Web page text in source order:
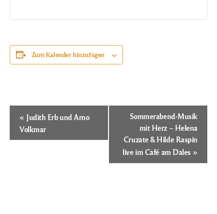
Zum Kalender hinzufügen
Veranstaltung-
Navigation
« Judith Erb und Arno
Volkmar
Sommerabend-Musik
mit Herz – Helena
Cruzate & Hilde Raspin
live im Café am Dales »